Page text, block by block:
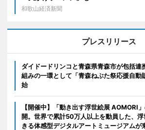
和歌山経済新聞
プレスリリース
ダイドードリンコと青森県青森市が包括
組みの一環として「青森ねぶた祭応援自動
始
【開催中】「動き出す浮世絵展 AOMORI
開。世界で累計50万人以上を動員した、
きる体感型デジタルアートミュージアム